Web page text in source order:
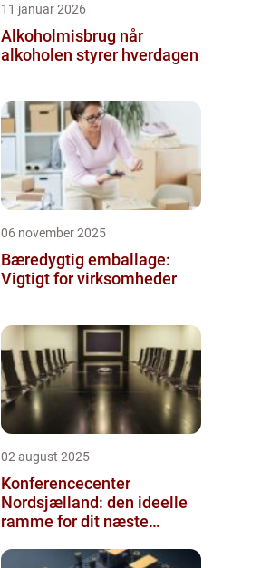
11 januar 2026
Alkoholmisbrug når
alkoholen styrer hverdagen
06 november 2025
Bæredygtig emballage:
Vigtigt for virksomheder
02 august 2025
Konferencecenter
Nordsjælland: den ideelle
ramme for dit næste